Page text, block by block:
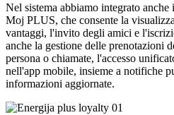
Nel sistema abbiamo integrato
Moj PLUS, che consente la
vantaggi, l'invito degli amici e
anche la gestione delle prenotazioni
persona o chiamate, l'accesso
nell'app mobile, insieme a notifiche
informazioni aggiornate.